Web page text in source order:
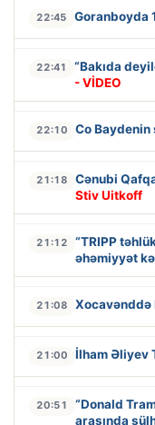
22:45 Goranboyda
22:41
“Bakıda
- VİDEO
22:10 Co
21:18 Cənubi
Stiv Uitkoff
21:12
“TRIPP
əhəmiyyət
21:08 Xocavənddə
21:00 İlham Əliyev
20:51
“Donald
arasında